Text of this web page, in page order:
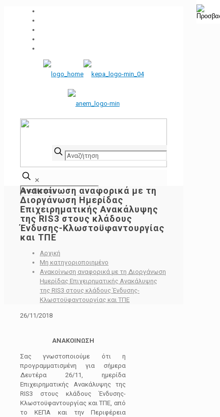
✕
Ανακοίνωση αναφορικά με τη
Διοργάνωση Ημερίδας
Επιχειρηματικής Ανακάλυψης
της RIS3 στους κλάδους
Ένδυσης-Κλωστοϋφαντουργίας
και ΤΠΕ
Αρχική
Μη κατηγοριοποιημένο
Ανακοίνωση αναφορικά με τη Διοργάνωση
Ημερίδας Επιχειρηματικής Ανακάλυψης
της RIS3 στους κλάδους Ένδυσης-
Κλωστοϋφαντουργίας και ΤΠΕ
26/11/2018
ΑΝΑΚΟΙΝΩΣΗ
Σας γνωστοποιούμε ότι η
προγραμματισμένη για σήμερα
Δευτέρα 26/11, ημερίδα
Επιχειρηματικής Ανακάλυψης της
RIS3 στους κλάδους Ένδυσης-
Κλωστοϋφαντουργίας και ΤΠΕ, από
το ΚΕΠΑ και την Περιφέρεια